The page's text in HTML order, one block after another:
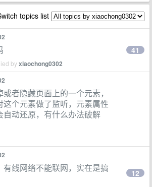
topics list
byxiaochong0302
41
者隐藏页面上的一个元素，
个元素做了监听，元素属性
自动还原，有什么办法破解
有线网络不能联网，实在是搞
12